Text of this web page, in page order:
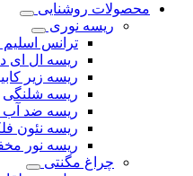
محصولات روشنایی
ریسه نوری
ترانس
ریسه ال ای
ریسه زیر
ریسه شلنگی
ریسه ضد آب
ریسه نئون
ریسه نور
چراغ مگنتی